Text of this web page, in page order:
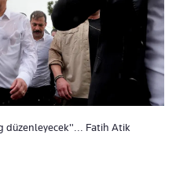
düzenleyecek"... Fatih Atik